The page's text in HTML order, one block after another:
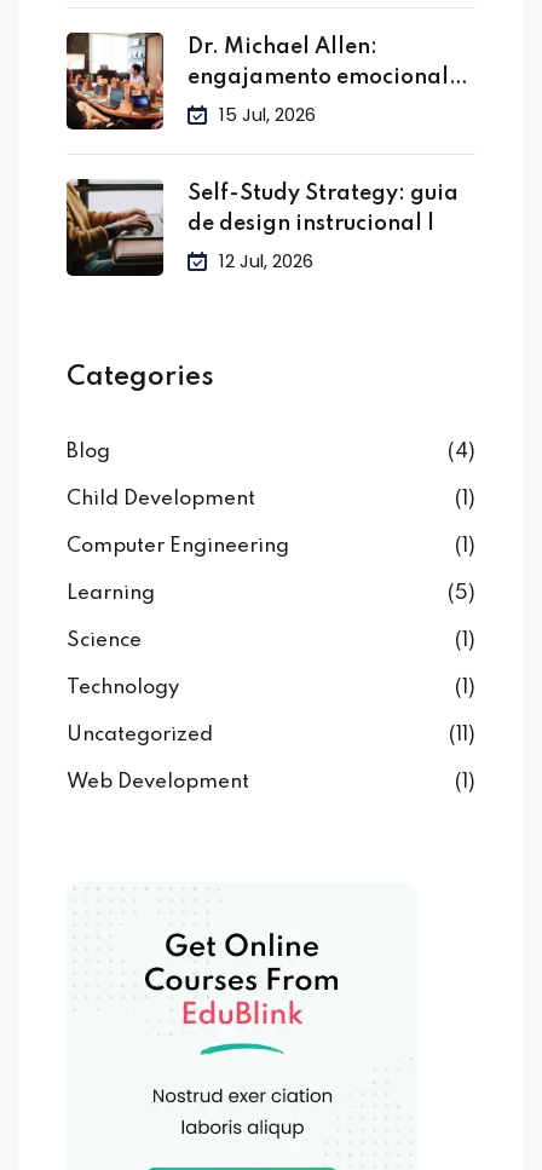
Dr. Michael Allen:
engajamento emocional
no treinamento
15 Jul, 2026
Self-Study Strategy: guia
de design instrucional |
12 Jul, 2026
Categories
Blog (4)
Child Development (1)
Computer Engineering (1)
Learning (5)
Science (1)
Technology (1)
Uncategorized (11)
Web Development (1)